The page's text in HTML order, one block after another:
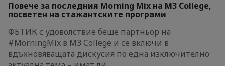
Повече за последния Morning Mix на M3 College,
посветен на стажантските програми
ФБТИК с удоволствие беше партньор на
#MorningMix в M3 College и се включи в
вдъхновяващата дискусия по една изключително